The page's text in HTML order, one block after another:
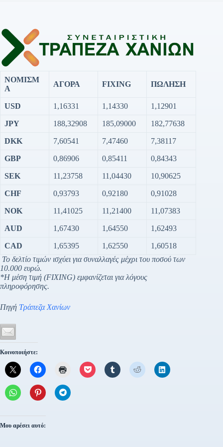
ΝΟΜΙΣΜ
Α
ΑΓΟΡΑ FIXING ΠΩΛΗΣΗ
USD 1,16331 1,14330 1,12901
JPY 188,32908 185,09000 182,77638
DKK 7,60541 7,47460 7,38117
GBP 0,86906 0,85411 0,84343
SEK 11,23758 11,04430 10,90625
CHF 0,93793 0,92180 0,91028
NOK 11,41025 11,21400 11,07383
AUD 1,67430 1,64550 1,62493
CAD 1,65395 1,62550
1,60518
Το δελτίο τιμών ισχύει για συναλλαγές μέχρι του ποσού των
10.000 ευρώ.
*Η μέση τιμή (FIXING) εμφανίζεται για λόγους
πληροφόρησης.
Πηγή Τράπεζα Χανίων
Κοινοποιήστε:
Μου αρέσει αυτό: